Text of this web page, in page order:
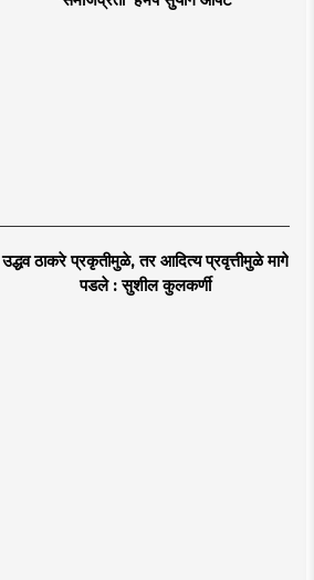
उद्धव ठाकरे प्रकृतीमुळे, तर आदित्य प्रवृत्तीमुळे मागे
पडले : सुशील कुलकर्णी